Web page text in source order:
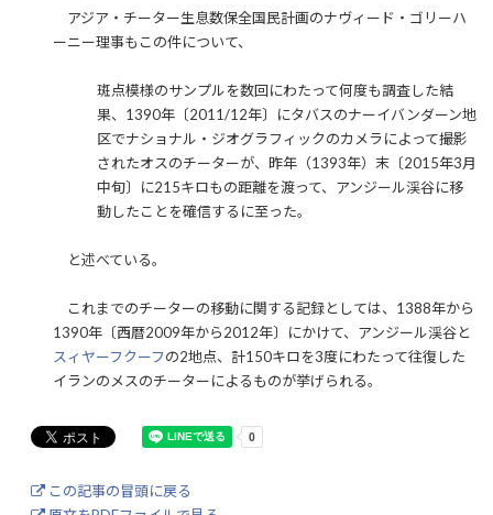
アジア・チーター生息数保全国民計画のナヴィード・ゴリーハ
ーニー理事もこの件について、
斑点模様のサンプルを数回にわたって何度も調査した結
果、1390年〔2011/12年〕にタバスのナーイバンダーン地
区でナショナル・ジオグラフィックのカメラによって撮影
されたオスのチーターが、昨年（1393年）末〔2015年3月
中旬〕に215キロもの距離を渡って、アンジール渓谷に移
動したことを確信するに至った。
と述べている。
これまでのチーターの移動に関する記録としては、1388年から
1390年〔西暦2009年から2012年〕にかけて、アンジール渓谷と
スィヤーフクーフの2地点、計150キロを3度にわたって往復した
イランのメスのチーターによるものが挙げられる。
この記事の冒頭に戻る